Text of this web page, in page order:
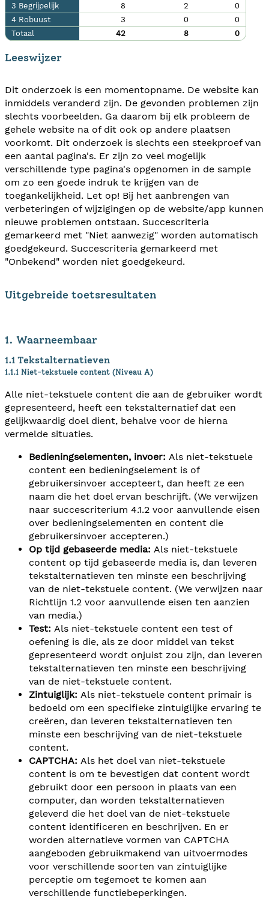
3 Begrijpelijk
8 2
0
4 Robuust
3 0
0
Totaal
42 8 0
Leeswijzer
Dit onderzoek is een momentopname. De website kan
inmiddels veranderd zijn. De gevonden problemen zijn
slechts voorbeelden. Ga daarom bij elk probleem de
gehele website na of dit ook op andere plaatsen
voorkomt. Dit onderzoek is slechts een steekproef van
een aantal pagina's. Er zijn zo veel mogelijk
verschillende type pagina's opgenomen in de sample
om zo een goede indruk te krijgen van de
toegankelijkheid. Let op! Bij het aanbrengen van
verbeteringen of wijzigingen op de website/app kunnen
nieuwe problemen ontstaan. Succescriteria
gemarkeerd met "Niet aanwezig" worden automatisch
goedgekeurd. Succescriteria gemarkeerd met
"Onbekend" worden niet goedgekeurd.
Uitgebreide toetsresultaten
1. Waarneembaar
1.1 Tekstalternatieven
1.1.1 Niet-tekstuele content (Niveau A)
Alle niet-tekstuele content die aan de gebruiker wordt
gepresenteerd, heeft een tekstalternatief dat een
gelijkwaardig doel dient, behalve voor de hierna
vermelde situaties.
Bedieningselementen, invoer: Als niet-tekstuele
content een bedieningselement is of
gebruikersinvoer accepteert, dan heeft ze een
naam die het doel ervan beschrijft. (We verwijzen
naar succescriterium 4.1.2 voor aanvullende eisen
over bedieningselementen en content die
gebruikersinvoer accepteren.)
Op tijd gebaseerde media: Als niet-tekstuele
content op tijd gebaseerde media is, dan leveren
tekstalternatieven ten minste een beschrijving
van de niet-tekstuele content. (We verwijzen naar
Richtlijn 1.2 voor aanvullende eisen ten aanzien
van media.)
Test: Als niet-tekstuele content een test of
oefening is die, als ze door middel van tekst
gepresenteerd wordt onjuist zou zijn, dan leveren
tekstalternatieven ten minste een beschrijving
van de niet-tekstuele content.
Zintuiglijk: Als niet-tekstuele content primair is
bedoeld om een specifieke zintuiglijke ervaring te
creëren, dan leveren tekstalternatieven ten
minste een beschrijving van de niet-tekstuele
content.
CAPTCHA: Als het doel van niet-tekstuele
content is om te bevestigen dat content wordt
gebruikt door een persoon in plaats van een
computer, dan worden tekstalternatieven
geleverd die het doel van de niet-tekstuele
content identificeren en beschrijven. En er
worden alternatieve vormen van CAPTCHA
aangeboden gebruikmakend van uitvoermodes
voor verschillende soorten van zintuiglijke
perceptie om tegemoet te komen aan
verschillende functiebeperkingen.